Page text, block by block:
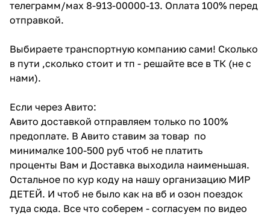
телеграмм/мах 8-913-00000-13. Оплата 100% перед
отправкой.
Выбираете транспортную компанию сами! Сколько
в пути ,сколько стоит и тп - решайте все в ТК (не с
нами).
Если через Авито:
Авито доставкой отправляем только по 100%
предоплате. В Авито ставим за товар по
минималке 100-500 руб чтоб не платить
проценты Вам и Доставка выходила наименьшая.
Остальное по кур коду на нашу организацию МИР
ДЕТЕЙ. И чтоб не было как на вб и озон поездок
туда сюда. Все что соберем - согласуем по видео